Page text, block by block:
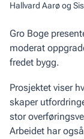
Hallvard Aarø og
Gro Boge
moderat
fredet bygg.
Prosjektet viser
skaper
stor
Arbeidet har